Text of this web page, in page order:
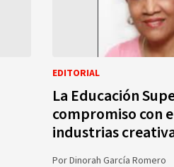
EDITORIAL
La Educación
compromiso con
industrias
PorDinorah García Romero